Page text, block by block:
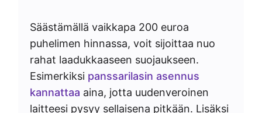
Säästämällä vaikkapa 200 euroa
puhelimen hinnassa, voit sijoittaa nuo
rahat laadukkaaseen suojaukseen.
Esimerkiksi panssarilasin asennus
kannattaa aina, jotta uudenveroinen
laitteesi pysyy sellaisena pitkään. Lisäksi